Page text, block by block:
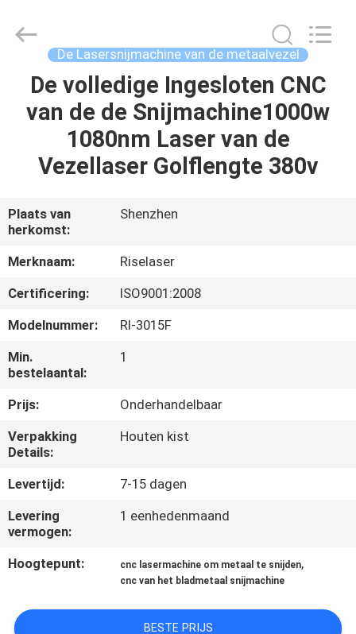
HUIS
PRODUCTEN
SHOW
OVER
ONS
KWALITEITSCONTROLE
NEEM
MET
ONS
Technology
Reserved.
De Lasersnijmachine van de metaalvezel
De volledige Ingesloten CNC
van de de Snijmachine1000w
1080nm Laser van de
Vezellaser Golflengte 380v
Plaats van
herkomst:
Shenzhen
Merknaam:
Riselaser
Certificering:
ISO9001:2008
Modelnummer:
Rl-3015F
Min.
bestelaantal:
1
Prijs:
Onderhandelbaar
Verpakking
Details:
Houten kist
Levertijd:
7-15 dagen
Levering
vermogen:
1 eenhedenmaand
Hoogtepunt: cnc lasermachine om metaal te snijden,
cnc van het bladmetaal snijmachine
BESTE PRIJS